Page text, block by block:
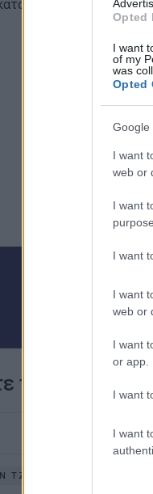
Opted
I want
of my
was
Opted
Google
I want
web or
I want
I want
I want
web or
I want
or app.
I want
I want
τους φορείς
το enimerosi
ΤΖΙΑΚΟΜΟ